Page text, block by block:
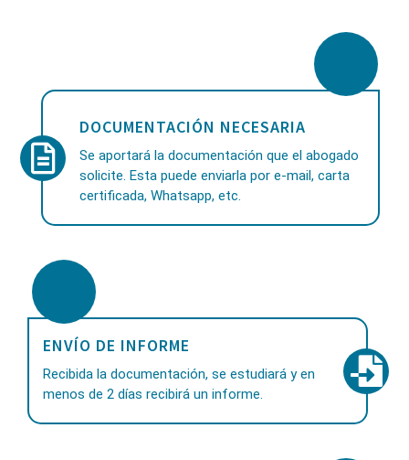
DOCUMENTACIÓN NECESARIA
Se aportará la documentación que el abogado
solicite. Esta puede enviarla por e-mail, carta
certificada, Whatsapp, etc.
ENVÍO DE INFORME
Recibida la documentación, se estudiará y en
menos de 2 días recibirá un informe.